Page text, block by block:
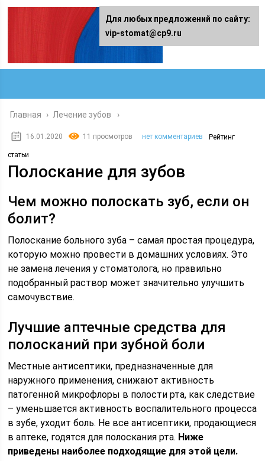
Главная › Лечение зубов
16.01.2020 11 просмотров нет комментариев Рейтинг
статьи
Полоскание для зубов
Чем можно полоскать зуб, если он
болит?
Полоскание больного зуба – самая простая процедура,
которую можно провести в домашних условиях. Это
не замена лечения у стоматолога, но правильно
подобранный раствор может значительно улучшить
самочувствие.
Лучшие аптечные средства для
полосканий при зубной боли
Местные антисептики, предназначенные для
наружного применения, снижают активность
патогенной микрофлоры в полости рта, как следствие
– уменьшается активность воспалительного процесса
в зубе, уходит боль. Не все антисептики, продающиеся
в аптеке, годятся для полоскания рта. Ниже
приведены наиболее подходящие для этой цели.
Для любых предложений по сайту:
vip-stomat@cp9.ru